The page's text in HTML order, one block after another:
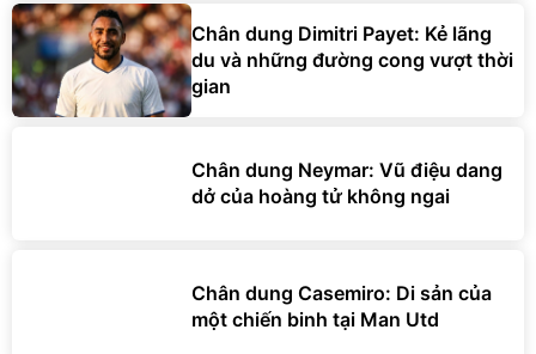
Chân dung Dimitri Payet: Kẻ lãng
du và những đường cong vượt thời
gian
Chân dung Neymar: Vũ điệu dang
dở của hoàng tử không ngai
Chân dung Casemiro: Di sản của
một chiến binh tại Man Utd